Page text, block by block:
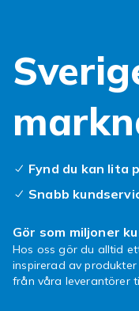
Fynd du kan lita
Snabb
Gör som miljoner
Hos oss gör du alltid
inspirerad av
från våra leverantörer